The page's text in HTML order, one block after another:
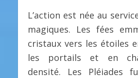
L’action est née au
magiques. Les fées
cristaux vers les étoiles
les portails et en
densité. Les Pléiades